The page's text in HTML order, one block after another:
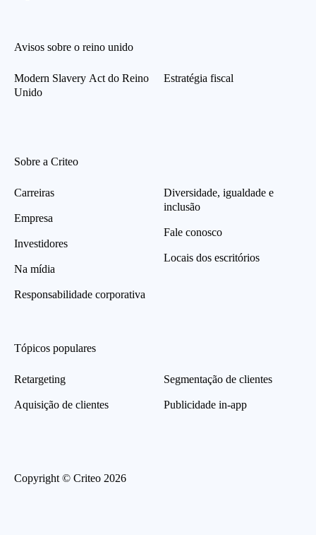
Avisos sobre o reino unido
Modern Slavery Act do Reino
Unido
Estratégia fiscal
Sobre a Criteo
Carreiras
Empresa
Investidores
Na mídia
Responsabilidade corporativa
Diversidade, igualdade e
inclusão
Fale conosco
Locais dos escritórios
Tópicos populares
Retargeting
Aquisição de clientes
Segmentação de clientes
Publicidade in-app
Copyright © Criteo 2026